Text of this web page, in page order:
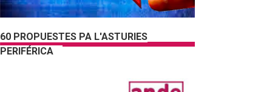
60 PROPUESTES PA L'ASTURIES
PERIFÉRICA